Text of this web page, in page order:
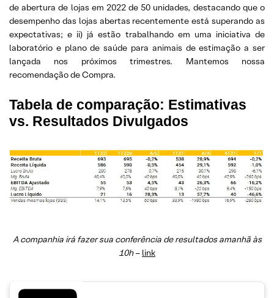
de abertura de lojas em 2022 de 50 unidades, destacando que o
desempenho das lojas abertas recentemente está superando as
expectativas; e ii) já estão trabalhando em uma iniciativa de
laboratório e plano de saúde para animais de estimação a ser
lançada nos próximos trimestres. Mantemos nossa
recomendação de Compra.
Tabela de comparação: Estimativas
vs. Resultados Divulgados
A companhia irá fazer sua conferência de resultados amanhã às
10h– link